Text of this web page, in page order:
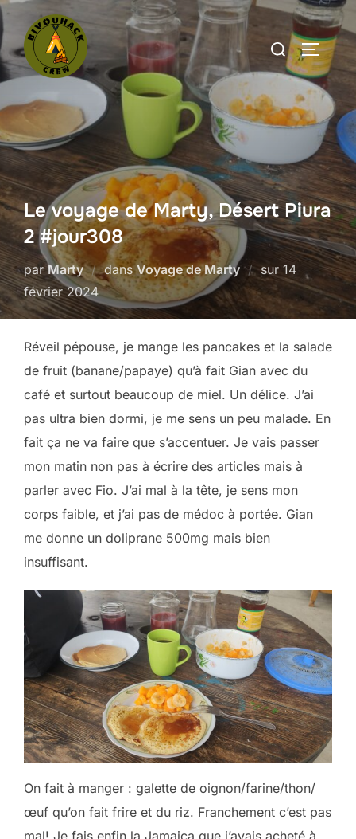
Aller
au
contenu
Rechercher :
Le voyage de Marty, Désert Piura
2 #jour308
parMarty dansVoyage de Marty sur Publié
14
février 2024
Réveil pépouse, je mange les pancakes et la salade
de fruit (banane/papaye) qu’à fait Gian avec du
café et surtout beaucoup de miel. Un délice. J’ai
pas ultra bien dormi, je me sens un peu malade. En
fait ça ne va faire que s’accentuer. Je vais passer
mon matin non pas à écrire des articles mais à
parler avec Fio. J’ai mal à la tête, je sens mon
corps faible, et j’ai pas de médoc à portée. Gian
me donne un doliprane 500mg mais bien
insuffisant.
On fait à manger : galette de oignon/farine/thon/
œuf qu’on fait frire et du riz. Franchement c’est pas